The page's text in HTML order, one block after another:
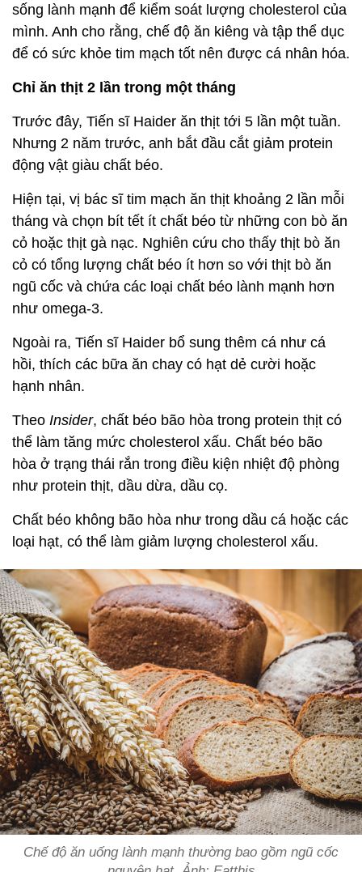
sống lành mạnh để kiểm soát lượng cholesterol của
mình. Anh cho rằng, chế độ ăn kiêng và tập thể dục
để có sức khỏe tim mạch tốt nên được cá nhân hóa.
Chỉ ăn thịt 2 lần trong một tháng
Trước đây, Tiến sĩ Haider ăn thịt tới 5 lần một tuần.
Nhưng 2 năm trước, anh bắt đầu cắt giảm protein
động vật giàu chất béo.
Hiện tại, vị bác sĩ tim mạch ăn thịt khoảng 2 lần mỗi
tháng và chọn bít tết ít chất béo từ những con bò ăn
cỏ hoặc thịt gà nạc. Nghiên cứu cho thấy thịt bò ăn
cỏ có tổng lượng chất béo ít hơn so với thịt bò ăn
ngũ cốc và chứa các loại chất béo lành mạnh hơn
như omega-3.
Ngoài ra, Tiến sĩ Haider bổ sung thêm cá như cá
hồi, thích các bữa ăn chay có hạt dẻ cười hoặc
hạnh nhân.
Theo Insider, chất béo bão hòa trong protein thịt có
thể làm tăng mức cholesterol xấu. Chất béo bão
hòa ở trạng thái rắn trong điều kiện nhiệt độ phòng
như protein thịt, dầu dừa, dầu cọ.
Chất béo không bão hòa như trong dầu cá hoặc các
loại hạt, có thể làm giảm lượng cholesterol xấu.
Chế độ ăn uống lành mạnh thường bao gồm ngũ cốc